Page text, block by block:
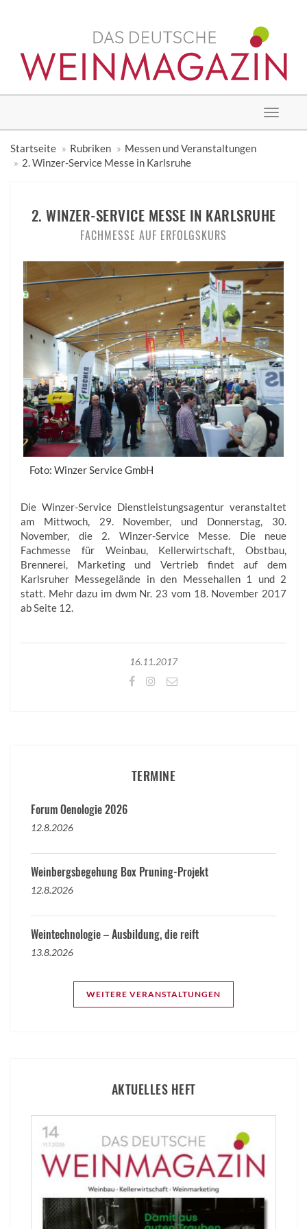
Toggle
Startseite
Rubriken
Messen und Veranstaltungen
2. Winzer-Service Messe in Karlsruhe
2. WINZER-SERVICE MESSE IN KARLSRUHE
FACHMESSE AUF ERFOLGSKURS
Foto: Winzer Service GmbH
Die Winzer-Service Dienstleistungsagentur veranstaltet
am Mittwoch, 29. November, und Donnerstag, 30.
November, die 2. Winzer-Service Messe. Die neue
Fachmesse für Weinbau, Kellerwirtschaft, Obstbau,
Brennerei, Marketing und Vertrieb findet auf dem
Karlsruher Messegelände in den Messehallen 1 und 2
statt. Mehr dazu im dwm Nr. 23 vom 18. November 2017
ab Seite 12.
16.11.2017
TERMINE
Forum Oenologie 2026
12.8.2026
Weinbergsbegehung Box Pruning-Projekt
12.8.2026
Weintechnologie – Ausbildung, die reift
13.8.2026
WEITERE VERANSTALTUNGEN
AKTUELLES HEFT